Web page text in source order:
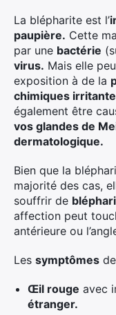
La blépharite est l’
paupière. Cette
par une bactérie
virus. Mais elle
exposition à de la
chimiques
également être
vos glandes de
dermatologique.
Bien que la
majorité des cas,
souffrir de
affection peut
antérieure ou
Les symptômes
Œil rouge avec
étranger.